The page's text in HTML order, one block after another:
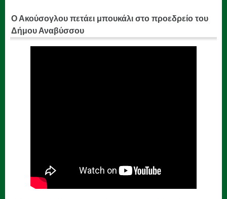
Ο Ακούσογλου πετάει μπουκάλι στο προεδρείο του
Δήμου Αναβύσσου